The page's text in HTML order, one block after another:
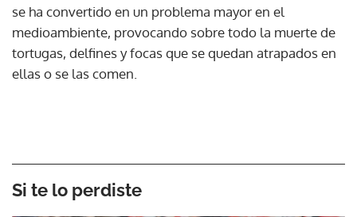
se ha convertido en un problema mayor en el
medioambiente, provocando sobre todo la muerte de
tortugas, delfines y focas que se quedan atrapados en
ellas o se las comen.
Si te lo perdiste